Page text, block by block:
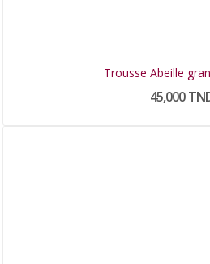
Trousse Abeille
45,000